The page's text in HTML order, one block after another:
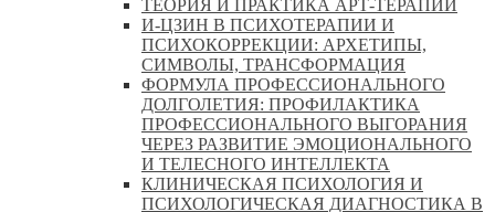
ТЕОРИЯ И ПРАКТИКА АРТ-ТЕРАПИИ
И-ЦЗИН В ПСИХОТЕРАПИИ И
ПСИХОКОРРЕКЦИИ: АРХЕТИПЫ,
СИМВОЛЫ, ТРАНСФОРМАЦИЯ
ФОРМУЛА ПРОФЕССИОНАЛЬНОГО
ДОЛГОЛЕТИЯ: ПРОФИЛАКТИКА
ПРОФЕССИОНАЛЬНОГО ВЫГОРАНИЯ
ЧЕРЕЗ РАЗВИТИЕ ЭМОЦИОНАЛЬНОГО
И ТЕЛЕСНОГО ИНТЕЛЛЕКТА
КЛИНИЧЕСКАЯ ПСИХОЛОГИЯ И
ПСИХОЛОГИЧЕСКАЯ ДИАГНОСТИКА В